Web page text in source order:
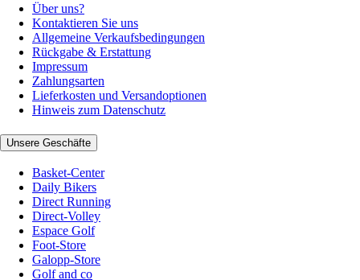
Über uns?
Kontaktieren Sie uns
Allgemeine Verkaufsbedingungen
Rückgabe & Erstattung
Impressum
Zahlungsarten
Lieferkosten und Versandoptionen
Hinweis zum Datenschutz
Unsere Geschäfte
Basket-Center
Daily Bikers
Direct Running
Direct-Volley
Espace Golf
Foot-Store
Galopp-Store
Golf and co